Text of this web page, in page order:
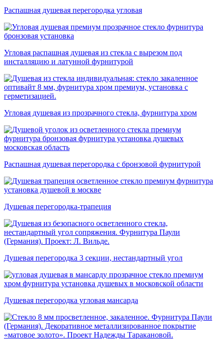
Распашная душевая перегородка угловая
Угловая распашная душевая из стекла с вырезом под
инсталляцию и латунной фурнитурой
Угловая душевая из прозрачного стекла, фурнитура хром
Распашная душевая перегородка с бронзовой фурнитурой
Душевая перегородка-трапеция
Душевая перегородка 3 секции, нестандартный угол
Душевая перегородка угловая мансарда